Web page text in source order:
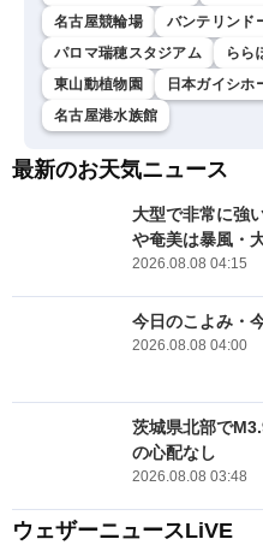
名古屋競輪場
バンテリンド
パロマ瑞穂スタジアム
らら
東山動植物園
日本ガイシホ
名古屋港水族館
最新のお天気ニュース
大型で非常に
や奄美は暴風・
2026.08.08 04:15
今日のこよみ・
2026.08.08 04:00
茨城県北部で
の心配なし
2026.08.08 03:48
ウェザーニュースLiVE